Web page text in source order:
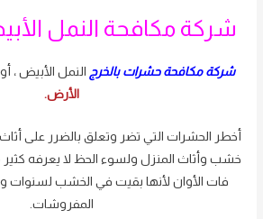
شركة مكافحة النمل
شركة مكافحة حشرات بالخرج النمل الأبيض ،
الأرض.
أخطر الحشرات التي تضر وتعلق بالضرر على
خشب وأثاث المنزل ولسوء الحظ لا يعرفه
فات الأوان لأنها بقيت في الخشب لسنوات
المفروشات.